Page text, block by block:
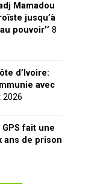
Mamadou
jusqu’à
pouvoir’’ 8
d’Ivoire:
avec
2026
fait une
ans de prison